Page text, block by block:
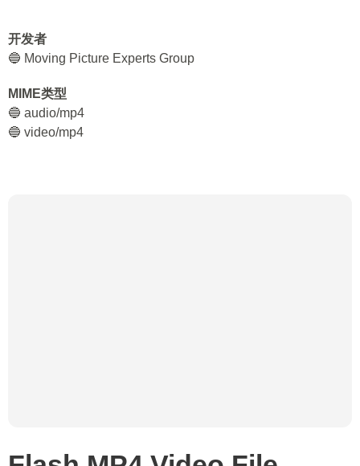
开发者
🔵 Moving Picture Experts Group
MIME类型
🔵 audio/mp4
🔵 video/mp4